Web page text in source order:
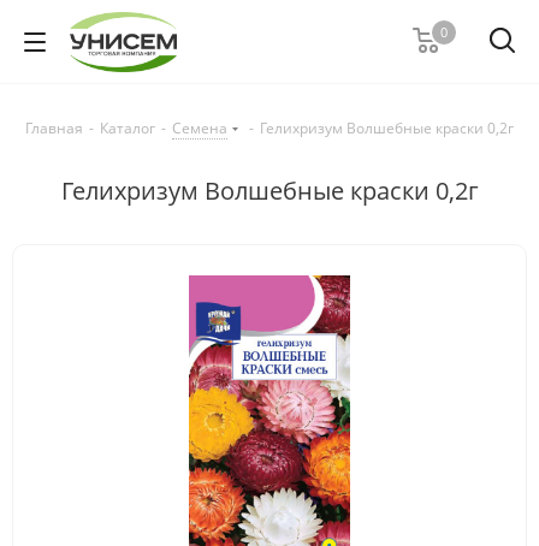
0
Главная - Каталог - Семена - Гелихризум Волшебные краски 0,2г
Гелихризум Волшебные краски 0,2г